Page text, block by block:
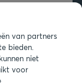
van partners
bieden.
niet
voor